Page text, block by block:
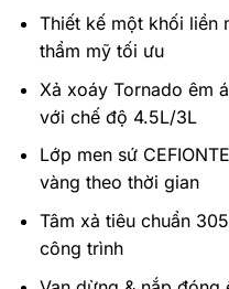
Thiết kế một khối liền
thẩm mỹ tối ưu
Xả xoáy Tornado êm
với chế độ 4.5L/3L
Lớp men sứ
vàng theo thời gian
Tâm xả tiêu chuẩn
công trình